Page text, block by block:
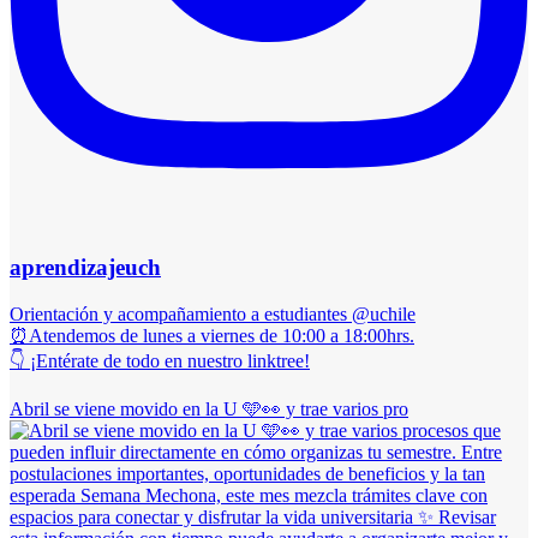
aprendizajeuch
Orientación y acompañamiento a estudiantes @uchile
⏰Atendemos de lunes a viernes de 10:00 a 18:00hrs.
👇 ¡Entérate de todo en nuestro linktree!
Abril se viene movido en la U 🩵👀 y trae varios pro